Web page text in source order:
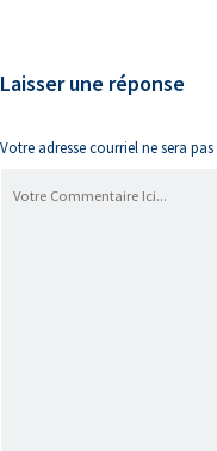
Laisser une réponse
Votre adresse courriel ne sera